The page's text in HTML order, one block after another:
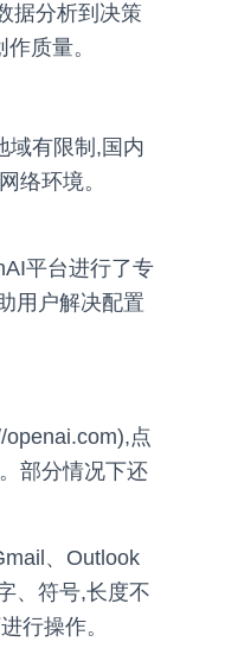
据分析到决策
质量。
域有限制,国内
络环境。
平台进行了专
用户解决配置
点
部分情况下还
、Outlook
、符号,长度不
行操作。